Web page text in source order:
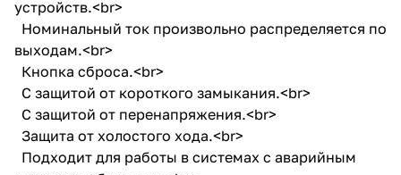
устройств.<br>
Номинальный ток произвольно распределяется по
выходам.<br>
Кнопка сброса.<br>
С защитой от короткого замыкания.<br>
С защитой от перенапряжения.<br>
Защита от холостого хода.<br>
Подходит для работы в системах с аварийным